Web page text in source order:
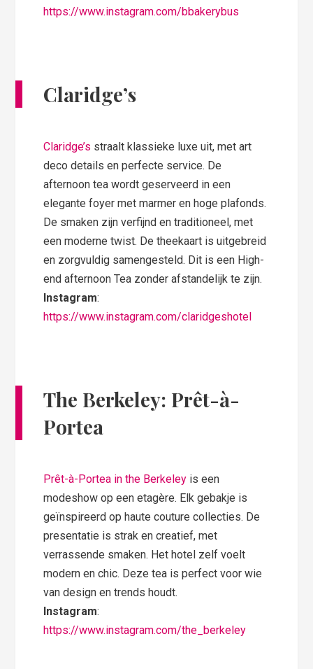
https://www.instagram.com/bbakerybus
Claridge’s
Claridge’s straalt klassieke luxe uit, met art
deco details en perfecte service. De
afternoon tea wordt geserveerd in een
elegante foyer met marmer en hoge plafonds.
De smaken zijn verfijnd en traditioneel, met
een moderne twist. De theekaart is uitgebreid
en zorgvuldig samengesteld. Dit is een High-
end afternoon Tea zonder afstandelijk te zijn.
Instagram:
https://www.instagram.com/claridgeshotel
The Berkeley: Prêt-à-
Portea
Prêt-à-Portea in the Berkeley is een
modeshow op een etagère. Elk gebakje is
geïnspireerd op haute couture collecties. De
presentatie is strak en creatief, met
verrassende smaken. Het hotel zelf voelt
modern en chic. Deze tea is perfect voor wie
van design en trends houdt.
Instagram:
https://www.instagram.com/the_berkeley